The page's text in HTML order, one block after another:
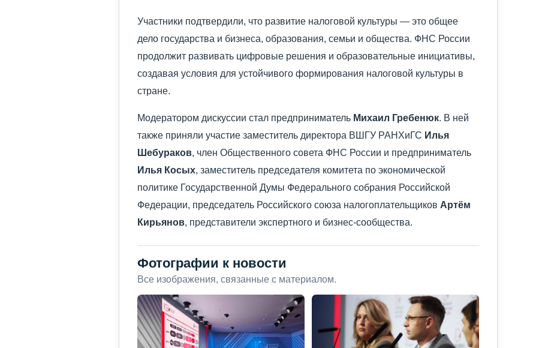
Участники подтвердили, что развитие налоговой культуры — это общее
дело государства и бизнеса, образования, семьи и общества. ФНС России
продолжит развивать цифровые решения и образовательные инициативы,
создавая условия для устойчивого формирования налоговой культуры в
стране.
Модератором дискуссии стал предприниматель Михаил Гребенюк. В ней
также приняли участие заместитель директора ВШГУ РАНХиГС Илья
Шебураков, член Общественного совета ФНС России и предприниматель
Илья Косых, заместитель председателя комитета по экономической
политике Государственной Думы Федерального собрания Российской
Федерации, председатель Российского союза налогоплательщиков Артём
Кирьянов, представители экспертного и бизнес-сообщества.
Фотографии к новости
Все изображения, связанные с материалом.